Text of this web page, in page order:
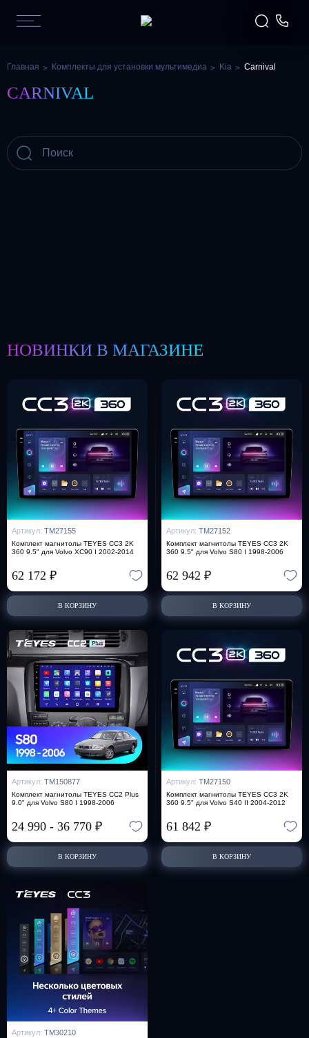
Главная Комплекты для установки мультимедиа Kia Carnival
CARNIVAL
НОВИНКИ В МАГАЗИНЕ
Артикул: TM27155
Комплект магнитолы TEYES CC3 2K
360 9.5" для Volvo XC90 I 2002-2014
62 172 ₽
В КОРЗИНУ
Артикул: TM27152
Комплект магнитолы TEYES CC3 2K
360 9.5" для Volvo S80 I 1998-2006
62 942 ₽
В КОРЗИНУ
Артикул: TM150877
Комплект магнитолы TEYES CC2 Plus
9.0" для Volvo S80 I 1998-2006
24 990 - 36 770 ₽
В КОРЗИНУ
Артикул: TM27150
Комплект магнитолы TEYES CC3 2K
360 9.5" для Volvo S40 II 2004-2012
61 842 ₽
В КОРЗИНУ
Артикул: TM30210